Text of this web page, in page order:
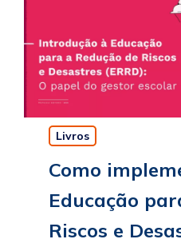
Livros
Como
Educação
Riscos e